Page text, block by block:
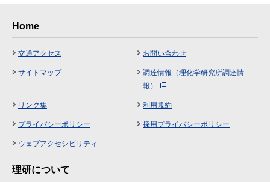
Home
交通アクセス お問い合わせ
サイトマップ
調達情報（理化学研究所調達情
報）
リンク集 利用規約
プライバシーポリシー 採用プライバシーポリシー
ウェブアクセシビリティ
理研について